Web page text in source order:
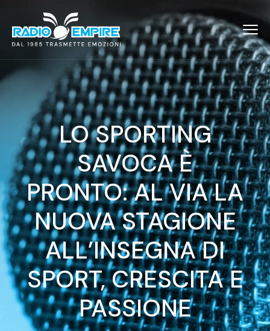
LO SPORTING
SAVOCA È
PRONTO: AL VIA LA
NUOVA STAGIONE
ALL’INSEGNA DI
SPORT, CRESCITA E
PASSIONE